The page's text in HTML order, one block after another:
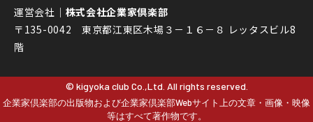
運営会社｜ 株式会社企業家倶楽部
〒135-0042 東京都江東区木場３－１６－８ レッタスビル8
階
© kigyoka club Co.,Ltd. All rights reserved.
企業家倶楽部の出版物および企業家倶楽部Webサイト上の文章・画像・映像
等はすべて著作物です。